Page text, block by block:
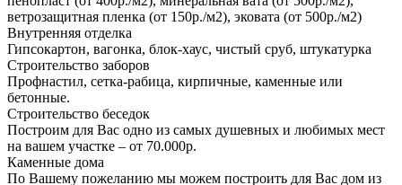
ветрозащитная пленка (от 150р./м2), эковата (от 500р./м2)
Внутренняя отделка
Гипсокартон, вагонка, блок-хаус, чистый сруб, штукатурка
Строительство заборов
Профнастил, сетка-рабица, кирпичные, каменные или
бетонные.
Строительство беседок
Построим для Вас одно из самых душевных и любимых мест
на вашем участке – от 70.000р.
Каменные дома
По Вашему пожеланию мы можем построить для Вас дом из